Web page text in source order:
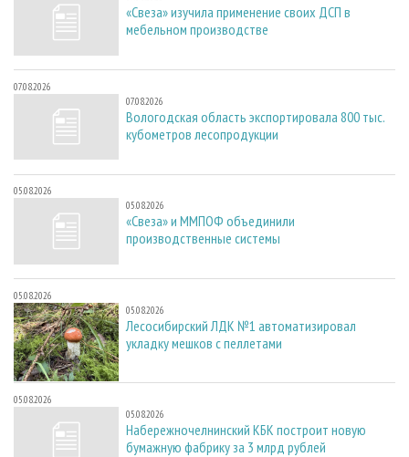
«Свеза» изучила применение своих ДСП в
мебельном производстве
07.08.2026
07.08.2026
Вологодская область экспортировала 800 тыс.
кубометров лесопродукции
05.08.2026
05.08.2026
«Свеза» и ММПОФ объединили
производственные системы
05.08.2026
05.08.2026
Лесосибирский ЛДК №1 автоматизировал
укладку мешков с пеллетами
05.08.2026
05.08.2026
Набережночелнинский КБК построит новую
бумажную фабрику за 3 млрд рублей